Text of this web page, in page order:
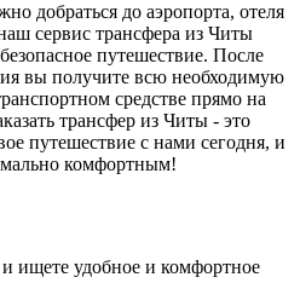
добраться до аэропорта, отеля
сервис трансфера из Читы
путешествие. После
вы получите всю необходимую
средстве прямо на
трансфер из Читы - это
путешествие с нами сегодня, и
комфортным!
ищете удобное и комфортное